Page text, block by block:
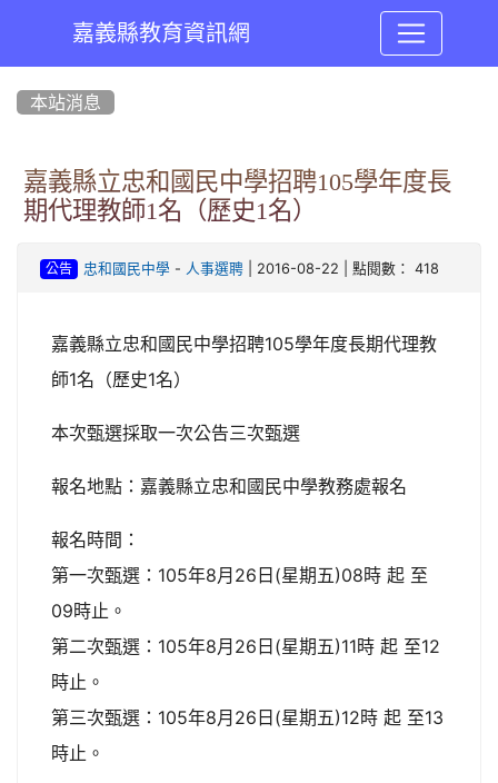
嘉義縣教育資訊網
本站消息
嘉義縣立忠和國民中學招聘105學年度長
期代理教師1名（歷史1名）
公告 忠和國民中學- 人事選聘| 2016-08-22 | 點閱數： 418
嘉義縣立忠和國民中學招聘105學年度長期代理教
師1名（歷史1名）
本次甄選採取一次公告三次甄選
報名地點：嘉義縣立忠和國民中學教務處報名
報名時間：
第一次甄選：105年8月26日(星期五)08時 起 至
09時止。
第二次甄選：105年8月26日(星期五)11時 起 至12
時止。
第三次甄選：105年8月26日(星期五)12時 起 至13
時止。